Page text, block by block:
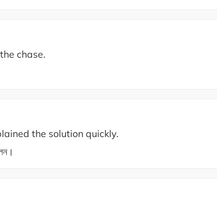
chase.
the solution quickly.